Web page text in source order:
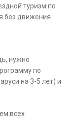
туризм по
без движения.
нужно
по
на 3-5 лет) и
всех